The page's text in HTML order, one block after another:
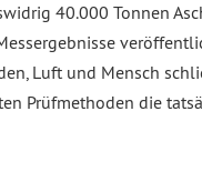
40.000 Tonnen
Luft und Mensch
Prüfmethoden die